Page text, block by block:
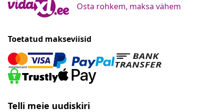
Osta rohkem, maksa vähem
Toetatud makseviisid
Telli meie uudiskiri